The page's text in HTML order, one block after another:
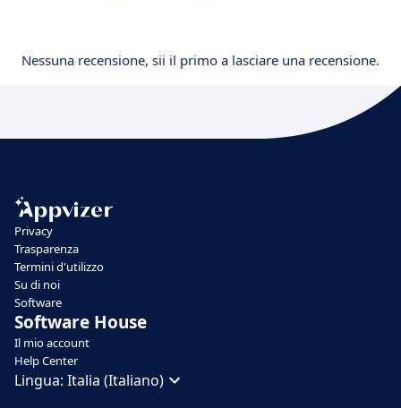
Nessuna recensione, sii il primo a lasciare una recensione.
Privacy
Trasparenza
Termini d'utilizzo
Su di noi
Software
Software House
Il mio account
Help Center
Lingua: Italia (Italiano)